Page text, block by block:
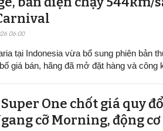
06:00
tại Indonesia vừa bổ sung phiên bản
giá bán, hãng đã mở đặt hàng và công
One chốt giá quy
cỡ Morning, động cơ